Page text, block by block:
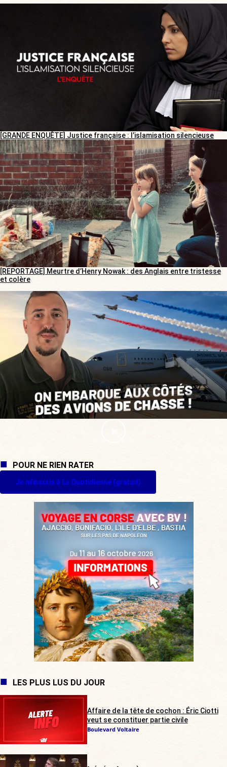
[GRANDE ENQUÊTE] Justice française : l’islamisation silencieuse
[REPORTAGE] Meurtre d’Henry Nowak : des Anglais entre tristesse
et colère
POUR NE RIEN RATER
Je m'inscris à La Quotidienne (gratuit)
LES PLUS LUS DU JOUR
Affaire de la tête de cochon : Éric Ciotti
veut se constituer partie civile
Boulevard Voltaire